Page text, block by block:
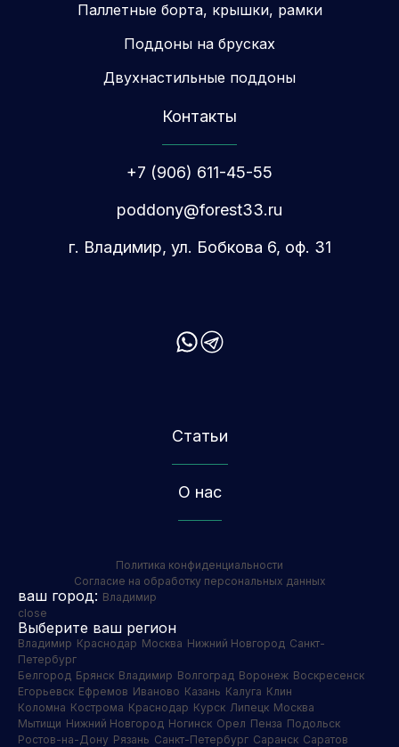
Паллетные борта, крышки, рамки
Поддоны на брусках
Двухнастильные поддоны
Контакты
+7 (906) 611-45-55
poddony@forest33.ru
г. Владимир, ул. Бобкова 6, оф. 31
Статьи
О нас
Политика конфиденциальности
Согласие на обработку персональных данных
ваш город: Владимир
close
Выберите ваш регион
Владимир Краснодар Москва Нижний Новгород Санкт-
Петербург
Белгород Брянск Владимир Волгоград Воронеж Воскресенск
Егорьевск Ефремов Иваново Казань Калуга Клин
Коломна Кострома Краснодар Курск Липецк Москва
Мытищи Нижний Новгород Ногинск Орел Пенза Подольск
Ростов-на-Дону Рязань Санкт-Петербург Саранск Саратов